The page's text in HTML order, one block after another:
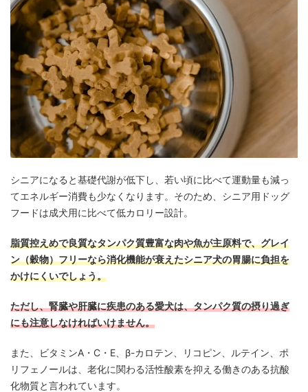
シニアになると基礎代謝が低下し、若い頃に比べて運動量も減っ
てエネルギー消費も少なくなります。そのため、シニア用ドッグ
フードは成犬用に比べて低カロリー設計。
脂質控えめで良質なタンパク質豊富な肉や魚が主原料で、グレイ
ン（穀物）フリーなら消化機能が衰えたシニア犬の胃腸に負担を
かけにくいでしょう。
ただし、腎臓や肝臓に疾患のある愛犬は、タンパク質の摂り過ぎ
にも注意しなければいけません。
また、ビタミンA・C・E、β-カロテン、リコピン、ルテイン、ポ
リフェノールは、老化に関わる活性酸素を抑える働きのある抗酸
化物質と言われています。